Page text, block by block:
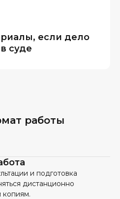
если дело
суде
работы
и подготовка
дистанционно
копиям.